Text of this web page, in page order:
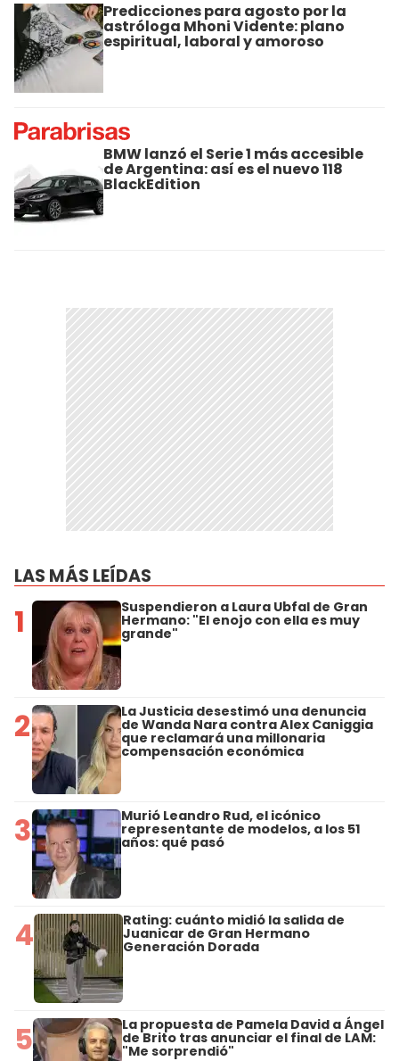
Predicciones para agosto por la
astróloga Mhoni Vidente: plano
espiritual, laboral y amoroso
BMW lanzó el Serie 1 más accesible
de Argentina: así es el nuevo 118
BlackEdition
LAS MÁS LEÍDAS
1 Suspendieron a Laura Ubfal de Gran
Hermano: "El enojo con ella es muy
grande"
2 La Justicia desestimó una denuncia
de Wanda Nara contra Alex Caniggia
que reclamará una millonaria
compensación económica
3 Murió Leandro Rud, el icónico
representante de modelos, a los 51
años: qué pasó
4 Rating: cuánto midió la salida de
Juanicar de Gran Hermano
Generación Dorada
5 La propuesta de Pamela David a Ángel
de Brito tras anunciar el final de LAM:
"Me sorprendió"